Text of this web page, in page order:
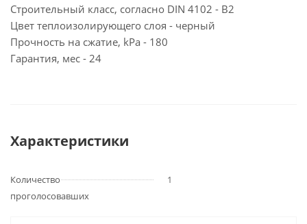
Строительный класс, согласно DIN 4102 - B2
Цвет теплоизолирующего слоя - черный
Прочность на сжатие, kPa - 180
Гарантия, мес - 24
Характеристики
Количество
проголосовавших
1